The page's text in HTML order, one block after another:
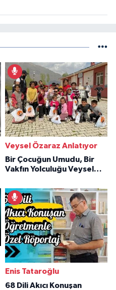
Veysel Özaraz Anlatıyor
Bir Çocuğun Umudu, Bir
Vakfın Yolculuğu Veysel
Enis Tataroğlu
68 Dili Akıcı Konuşan